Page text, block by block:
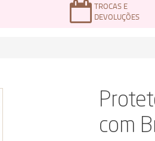
TROCAS E
DEVOLUÇÕES
com